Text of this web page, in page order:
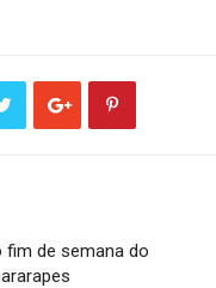
de semana do